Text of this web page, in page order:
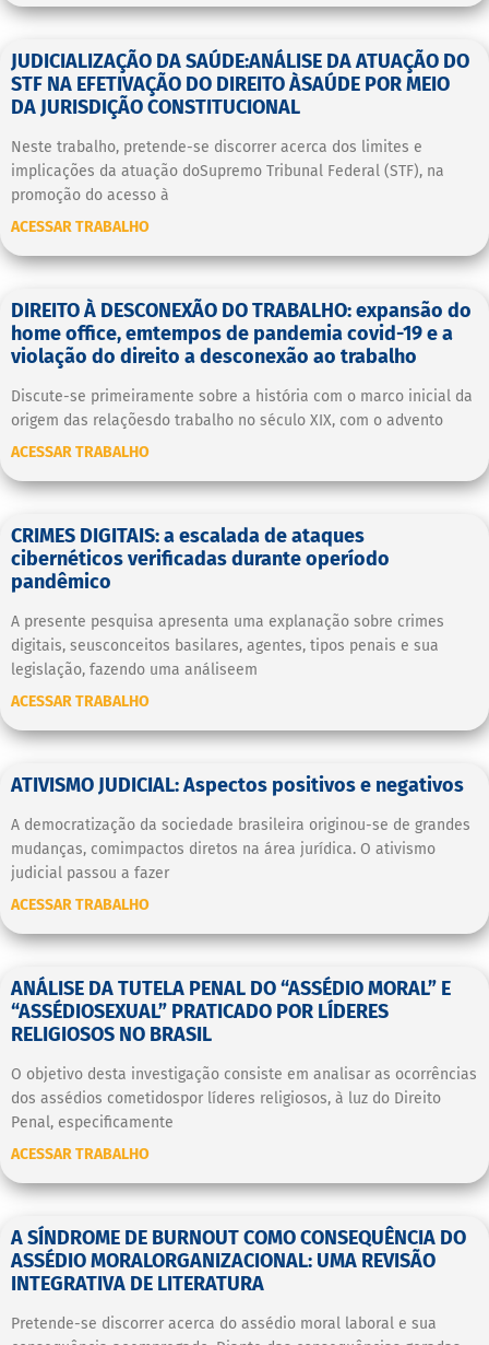
JUDICIALIZAÇÃO DA SAÚDE:ANÁLISE DA ATUAÇÃO DO
STF NA EFETIVAÇÃO DO DIREITO ÀSAÚDE POR MEIO
DA JURISDIÇÃO CONSTITUCIONAL
Neste trabalho, pretende-se discorrer acerca dos limites e
implicações da atuação doSupremo Tribunal Federal (STF), na
promoção do acesso à
ACESSAR TRABALHO
DIREITO À DESCONEXÃO DO TRABALHO: expansão do
home office, emtempos de pandemia covid-19 e a
violação do direito a desconexão ao trabalho
Discute-se primeiramente sobre a história com o marco inicial da
origem das relaçõesdo trabalho no século XIX, com o advento
ACESSAR TRABALHO
CRIMES DIGITAIS: a escalada de ataques
cibernéticos verificadas durante operíodo
pandêmico
A presente pesquisa apresenta uma explanação sobre crimes
digitais, seusconceitos basilares, agentes, tipos penais e sua
legislação, fazendo uma análiseem
ACESSAR TRABALHO
ATIVISMO JUDICIAL: Aspectos positivos e negativos
A democratização da sociedade brasileira originou-se de grandes
mudanças, comimpactos diretos na área jurídica. O ativismo
judicial passou a fazer
ACESSAR TRABALHO
ANÁLISE DA TUTELA PENAL DO “ASSÉDIO MORAL” E
“ASSÉDIOSEXUAL” PRATICADO POR LÍDERES
RELIGIOSOS NO BRASIL
O objetivo desta investigação consiste em analisar as ocorrências
dos assédios cometidospor líderes religiosos, à luz do Direito
Penal, especificamente
ACESSAR TRABALHO
A SÍNDROME DE BURNOUT COMO CONSEQUÊNCIA DO
ASSÉDIO MORALORGANIZACIONAL: UMA REVISÃO
INTEGRATIVA DE LITERATURA
Pretende-se discorrer acerca do assédio moral laboral e sua